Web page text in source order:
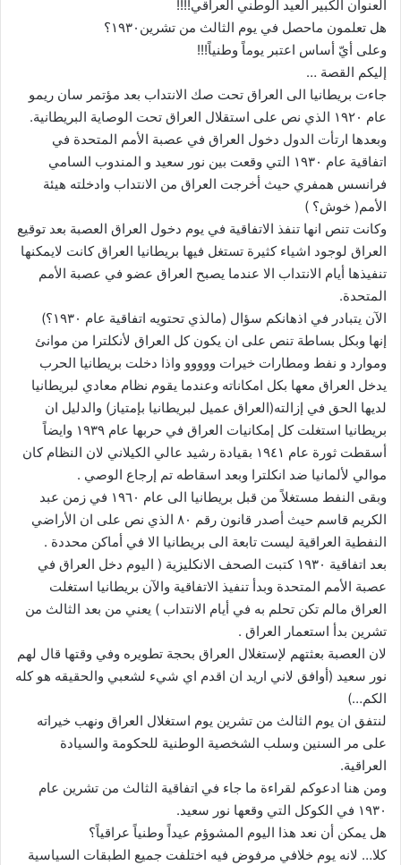
العنوان الكبير العيد الوطني العراقي!!!!
هل تعلمون ماحصل في يوم الثالث من تشرين١٩٣٠؟
وعلى أيّ أساس اعتبر يوماً وطنياً!!!
إليكم القصة …
جاءت بريطانيا الى العراق تحت صك الانتداب بعد مؤتمر سان ريمو
عام ١٩٢٠ الذي نص على استقلال العراق تحت الوصاية البريطانية.
وبعدها ارتأت الدول دخول العراق في عصبة الأمم المتحدة في
اتفاقية عام ١٩٣٠ التي وقعت بين نور سعيد و المندوب السامي
فرانسس همفري حيث أخرجت العراق من الانتداب وادخلته هيئة
الأمم( خوش؟ )
وكانت تنص انها تنفذ الاتفاقية في يوم دخول العراق العصبة بعد توقيع
العراق لوجود اشياء كثيرة تستغل فيها بريطانيا العراق كانت لايمكنها
تنفيذها أيام الانتداب الا عندما يصبح العراق عضو في عصبة الأمم
المتحدة.
الآن يتبادر في اذهانكم سؤال (مالذي تحتويه اتفاقية عام ١٩٣٠؟)
إنها وبكل بساطة تنص على ان يكون كل العراق لأنكلترا من موانئ
وموارد و نفط ومطارات خيرات ووووو واذا دخلت بريطانيا الحرب
يدخل العراق معها بكل امكاناته وعندما يقوم نظام معادي لبريطانيا
لديها الحق في إزالته(العراق عميل لبريطانيا بإمتياز) والدليل ان
بريطانيا استغلت كل إمكانيات العراق في حربها عام ١٩٣٩ وايضاً
أسقطت ثورة عام ١٩٤١ بقيادة رشيد عالي الكيلاني لان النظام كان
موالي لألمانيا ضد انكلترا وبعد اسقاطه تم إرجاع الوصي .
وبقى النفط مستغلاً من قبل بريطانيا الى عام ١٩٦٠ في زمن عبد
الكريم قاسم حيث أصدر قانون رقم ٨٠ الذي نص على ان الأراضي
النفطية العراقية ليست تابعة الى بريطانيا الا في أماكن محددة .
بعد اتفاقية ١٩٣٠ كتبت الصحف الانكليزية ( اليوم دخل العراق في
عصبة الأمم المتحدة وبدأ تنفيذ الاتفاقية والآن بريطانيا استغلت
العراق مالم تكن تحلم به في أيام الانتداب ) يعني من بعد الثالث من
تشرين بدأ استعمار العراق .
لان العصبة بعثتهم لإستغلال العراق بحجة تطويره وفي وقتها قال لهم
نور سعيد (أوافق لاني اريد ان اقدم اي شيء لشعبي والحقيقه هو كله
الكم…)
لنتفق ان يوم الثالث من تشرين يوم استغلال العراق ونهب خيراته
على مر السنين وسلب الشخصية الوطنية للحكومة والسيادة
العراقية.
ومن هنا ادعوكم لقراءة ما جاء في اتفاقية الثالث من تشرين عام
١٩٣٠ في الكوكل التي وقعها نور سعيد.
هل يمكن أن نعد هذا اليوم المشوؤم عيداً وطنياً عراقياً؟
كلا… لانه يوم خلافي مرفوض فيه اختلفت جميع الطبقات السياسية